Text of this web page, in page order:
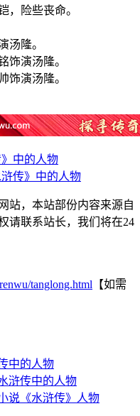
，险些丧命。
汤隆。
饰演汤隆。
饰演汤隆。
中的人物
传》中的人物
站，本站部份内容来源自
请联系站长，我们将在24
tanglong.html 【如需
中的人物
浒传中的人物
说《水浒传》人物